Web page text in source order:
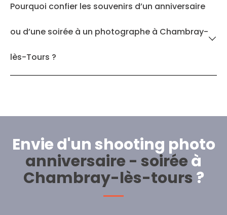
Pourquoi confier les souvenirs d’un anniversaire
ou d’une soirée à un photographe à Chambray-
lès-Tours ?
Envie d'un shooting photo
anniversaire - soiréeà
Chambray-lès-tours ?